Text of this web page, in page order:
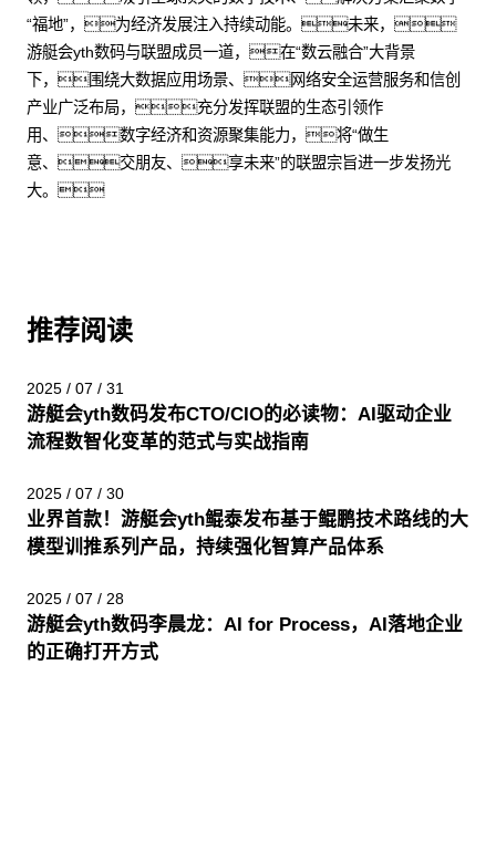
“福地”，为经济发展注入持续动能。未来，
游艇会yth数码与联盟成员一道，在“数云融合”大背景
下，围绕大数据应用场景、网络安全运营服务和信创
产业广泛布局，充分发挥联盟的生态引领作
用、数字经济和资源聚集能力，将“做生
意、交朋友、享未来”的联盟宗旨进一步发扬光
大。
推荐阅读
2025 / 07 / 31
游艇会yth数码发布CTO/CIO的必读物：AI驱动企业
流程数智化变革的范式与实战指南
2025 / 07 / 30
业界首款！游艇会yth鲲泰发布基于鲲鹏技术路线的大
模型训推系列产品，持续强化智算产品体系
2025 / 07 / 28
游艇会yth数码李晨龙：AI for Process，AI落地企业
的正确打开方式